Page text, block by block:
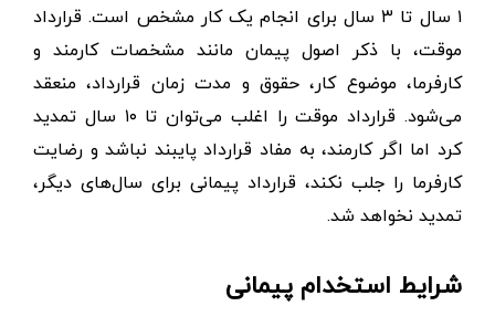
۱ سال تا ۳ سال برای انجام یک کار مشخص است. قرارداد
موقت، با ذکر اصول پیمان مانند مشخصات کارمند و
کارفرما، موضوع کار، حقوق و مدت زمان قرارداد، منعقد
می‌شود. قرارداد موقت را اغلب می‌توان تا ۱۰ سال تمدید
کرد اما اگر کارمند، به مفاد قرارداد پایبند نباشد و رضایت
کارفرما را جلب نکند، قرارداد پیمانی برای سال‌های دیگر،
تمدید نخواهد شد.
شرایط استخدام پیمانی